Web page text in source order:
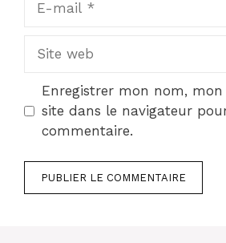
mail
web
Enregistrer mon nom,
site dans le navigateur
commentaire.